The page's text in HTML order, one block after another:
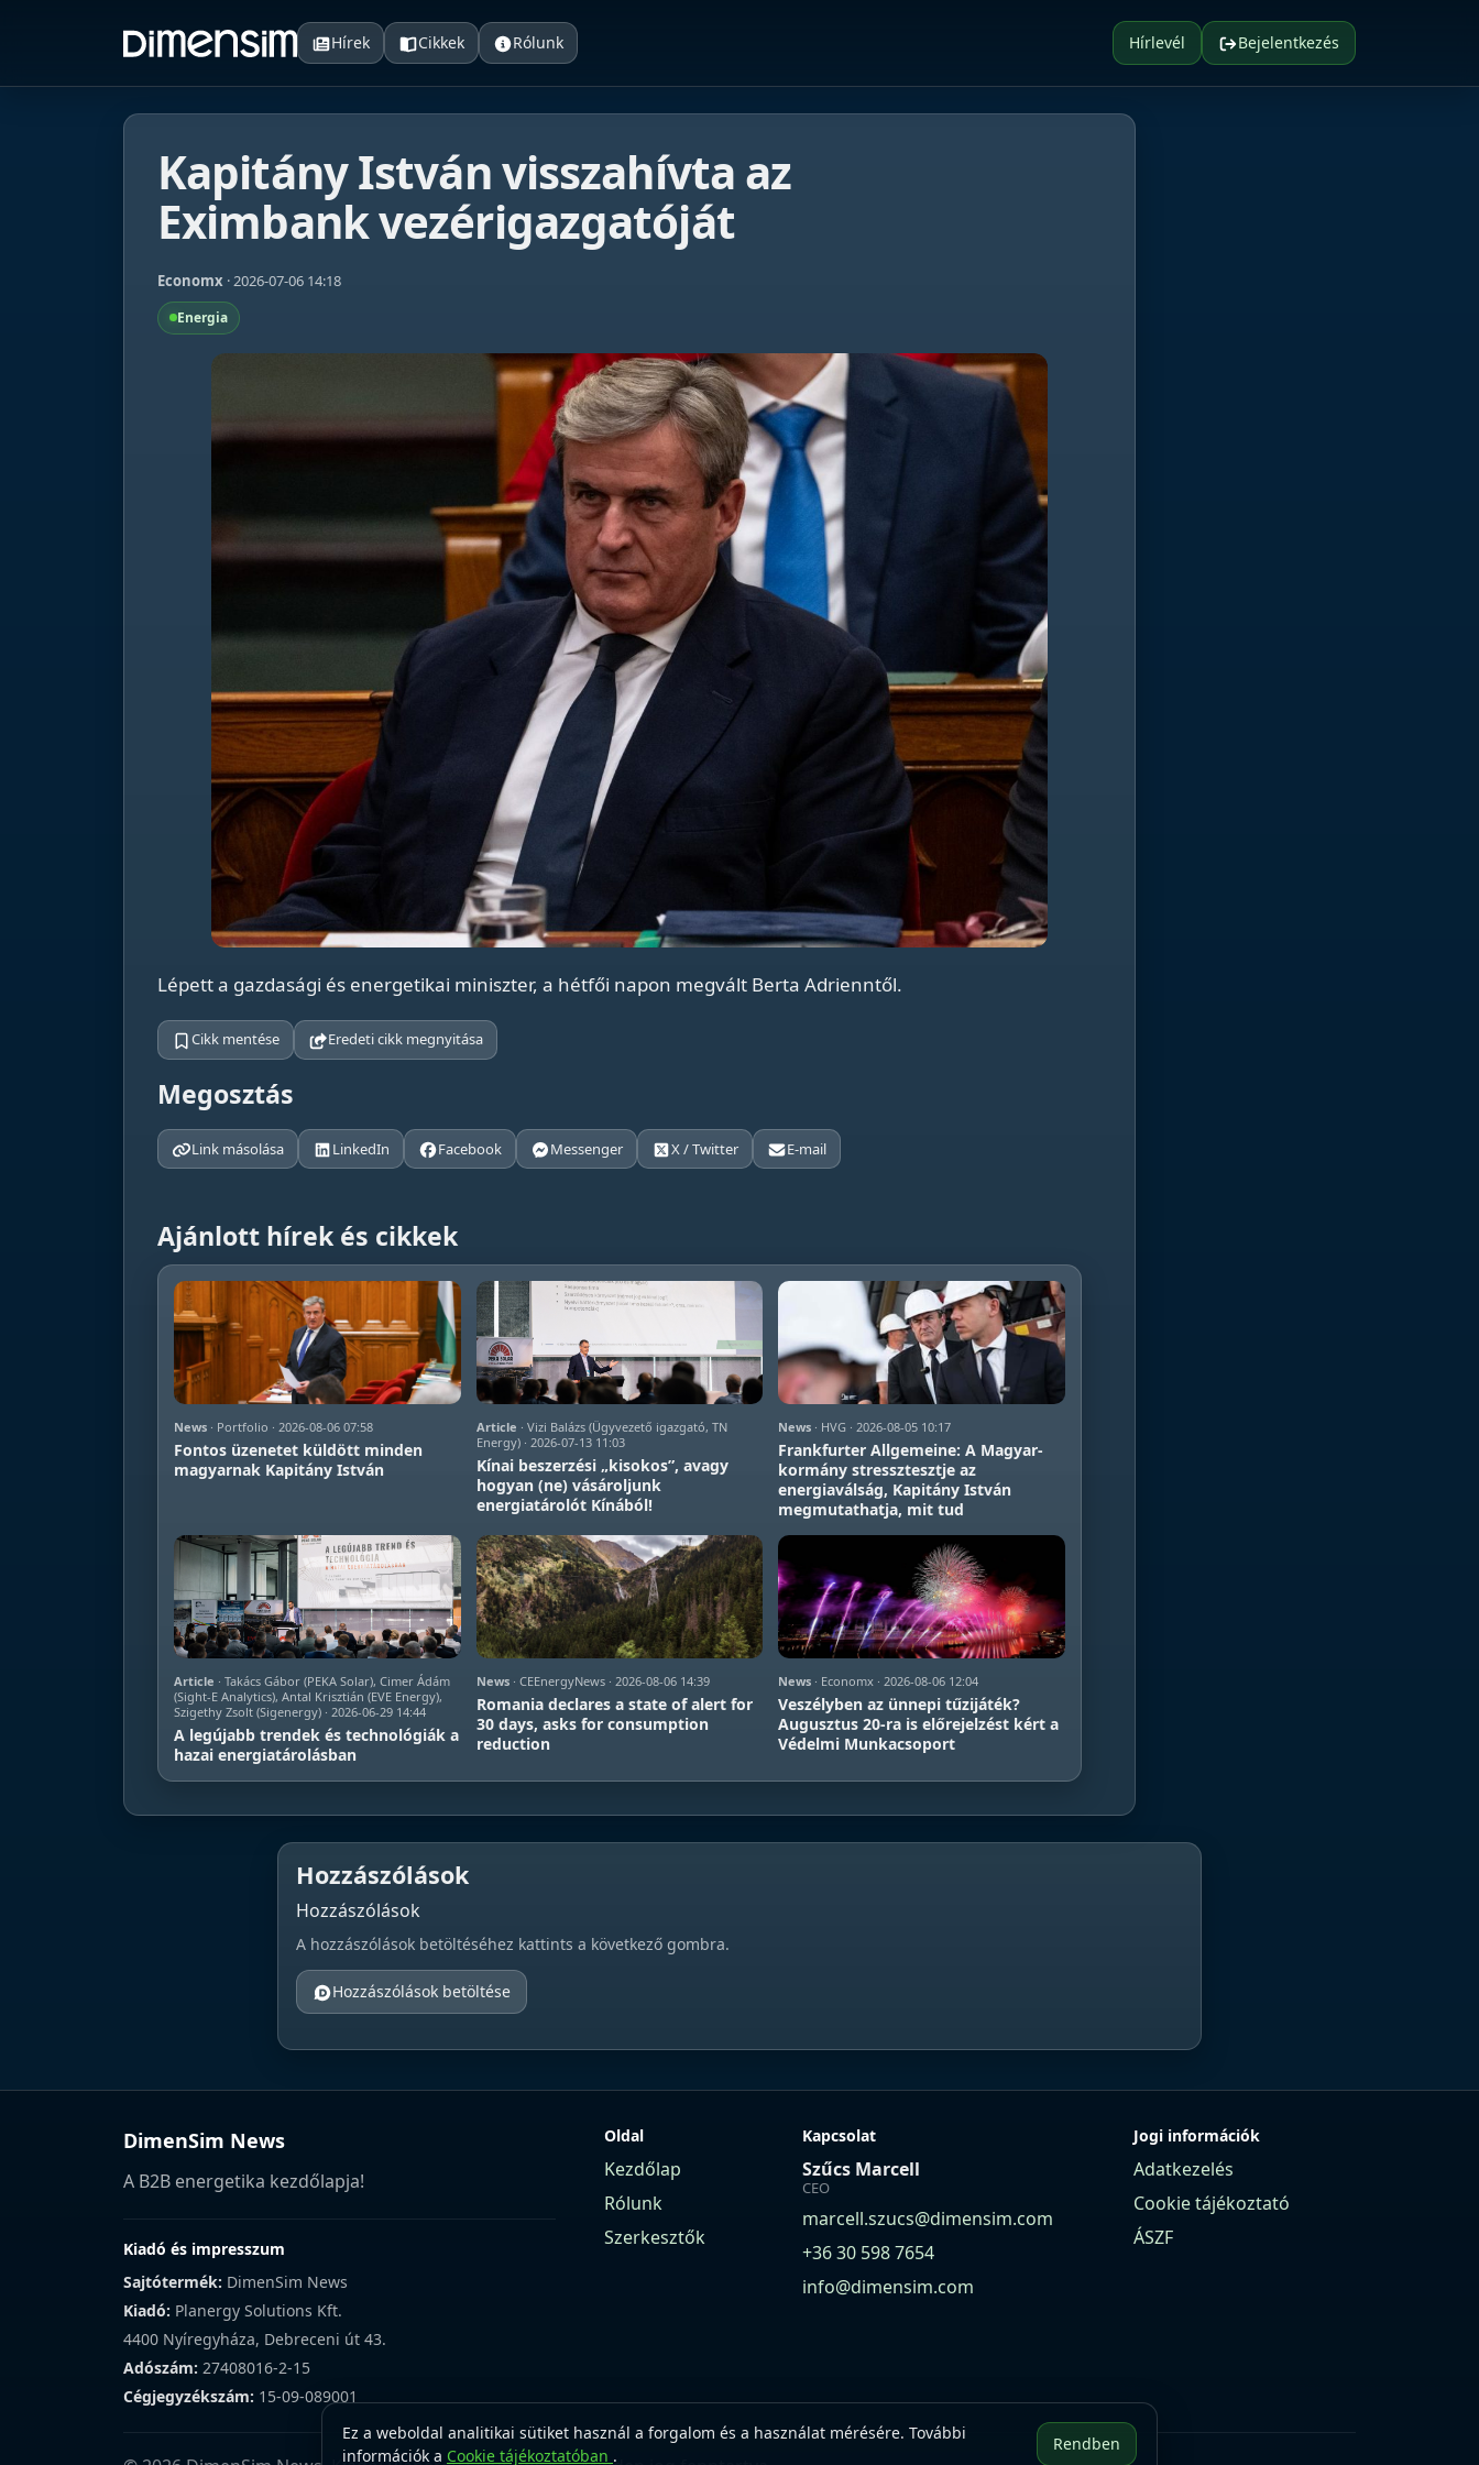
Hírlevél Bejelentkezés
Hírek Cikkek Rólunk
Kapitány István visszahívta az
Eximbank vezérigazgatóját
Economx · 2026-07-06 14:18
Energia
Lépett a gazdasági és energetikai miniszter, a hétfői napon megvált Berta Adrienntől.
Cikk mentése Eredeti cikk megnyitása
Megosztás
Link másolása LinkedIn Facebook Messenger X / Twitter E-mail
Ajánlott hírek és cikkek
News · Portfolio · 2026-08-06 07:58
Fontos üzenetet küldött minden
magyarnak Kapitány István
Article · Vizi Balázs (Ügyvezető igazgató, TN
Energy) · 2026-07-13 11:03
Kínai beszerzési „kisokos”, avagy
hogyan (ne) vásároljunk
energiatárolót Kínából!
News · HVG · 2026-08-05 10:17
Frankfurter Allgemeine: A Magyar-
kormány stressztesztje az
energiaválság, Kapitány István
megmutathatja, mit tud
Article · Takács Gábor (PEKA Solar), Cimer Ádám
(Sight-E Analytics), Antal Krisztián (EVE Energy),
Szigethy Zsolt (Sigenergy) · 2026-06-29 14:44
A legújabb trendek és technológiák a
hazai energiatárolásban
News· CEEnergyNews · 2026-08-06 14:39
Romania declares a state of alert for
30 days, asks for consumption
reduction
News · Economx · 2026-08-06 12:04
Veszélyben az ünnepi tűzijáték?
Augusztus 20-ra is előrejelzést kért a
Védelmi Munkacsoport
Hozzászólások
Hozzászólások
A hozzászólások betöltéséhez kattints a következő gombra.
Hozzászólások betöltése
Ez a weboldal analitikai sütiket használ a forgalom és a használat mérésére. További
információk a Cookie tájékoztatóban .
Rendben
DimenSim News
A B2B energetika kezdőlapja!
Kiadó és impresszum
Sajtótermék: DimenSim News
Kiadó: Planergy Solutions Kft.
4400 Nyíregyháza, Debreceni út 43.
Adószám: 27408016-2-15
Cégjegyzékszám: 15-09-089001
Oldal
Kezdőlap
Rólunk
Szerkesztők
Kapcsolat
Szűcs Marcell
CEO
marcell.szucs@dimensim.com
+36 30 598 7654
info@dimensim.com
Jogi információk
Adatkezelés
Cookie tájékoztató
ÁSZF